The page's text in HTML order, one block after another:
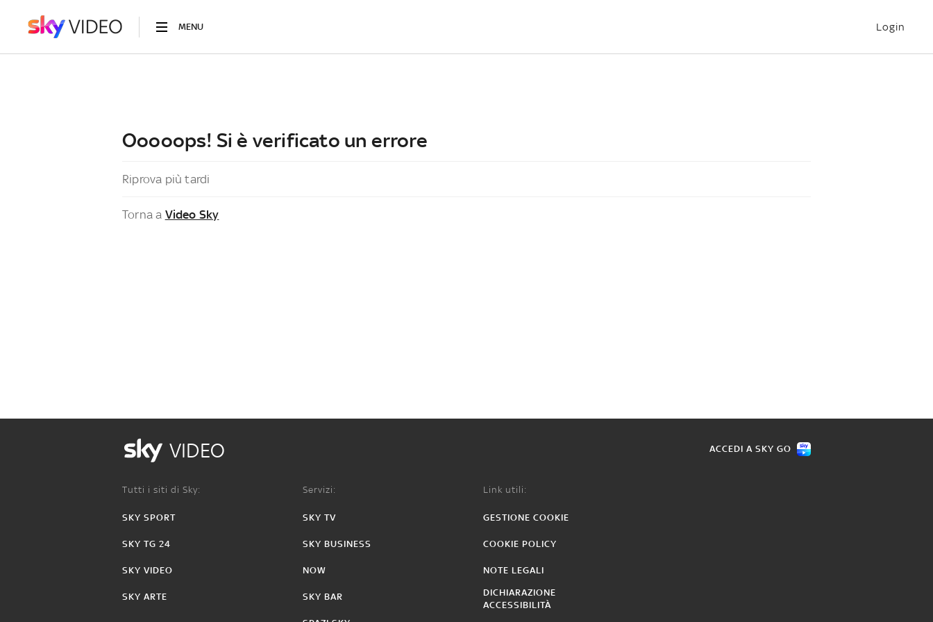
MENU Login
Ooooops! Si è verificato un errore
Riprova più tardi
Torna a Video Sky
VIDEO ACCEDI A SKY GO
Tutti i siti di Sky:
SKY SPORT
SKY TG 24
SKY VIDEO
SKY ARTE
Servizi:
SKY TV
SKY BUSINESS
NOW
SKY BAR
Link utili:
GESTIONE COOKIE
COOKIE POLICY
NOTE LEGALI
DICHIARAZIONE
ACCESSIBILITÀ